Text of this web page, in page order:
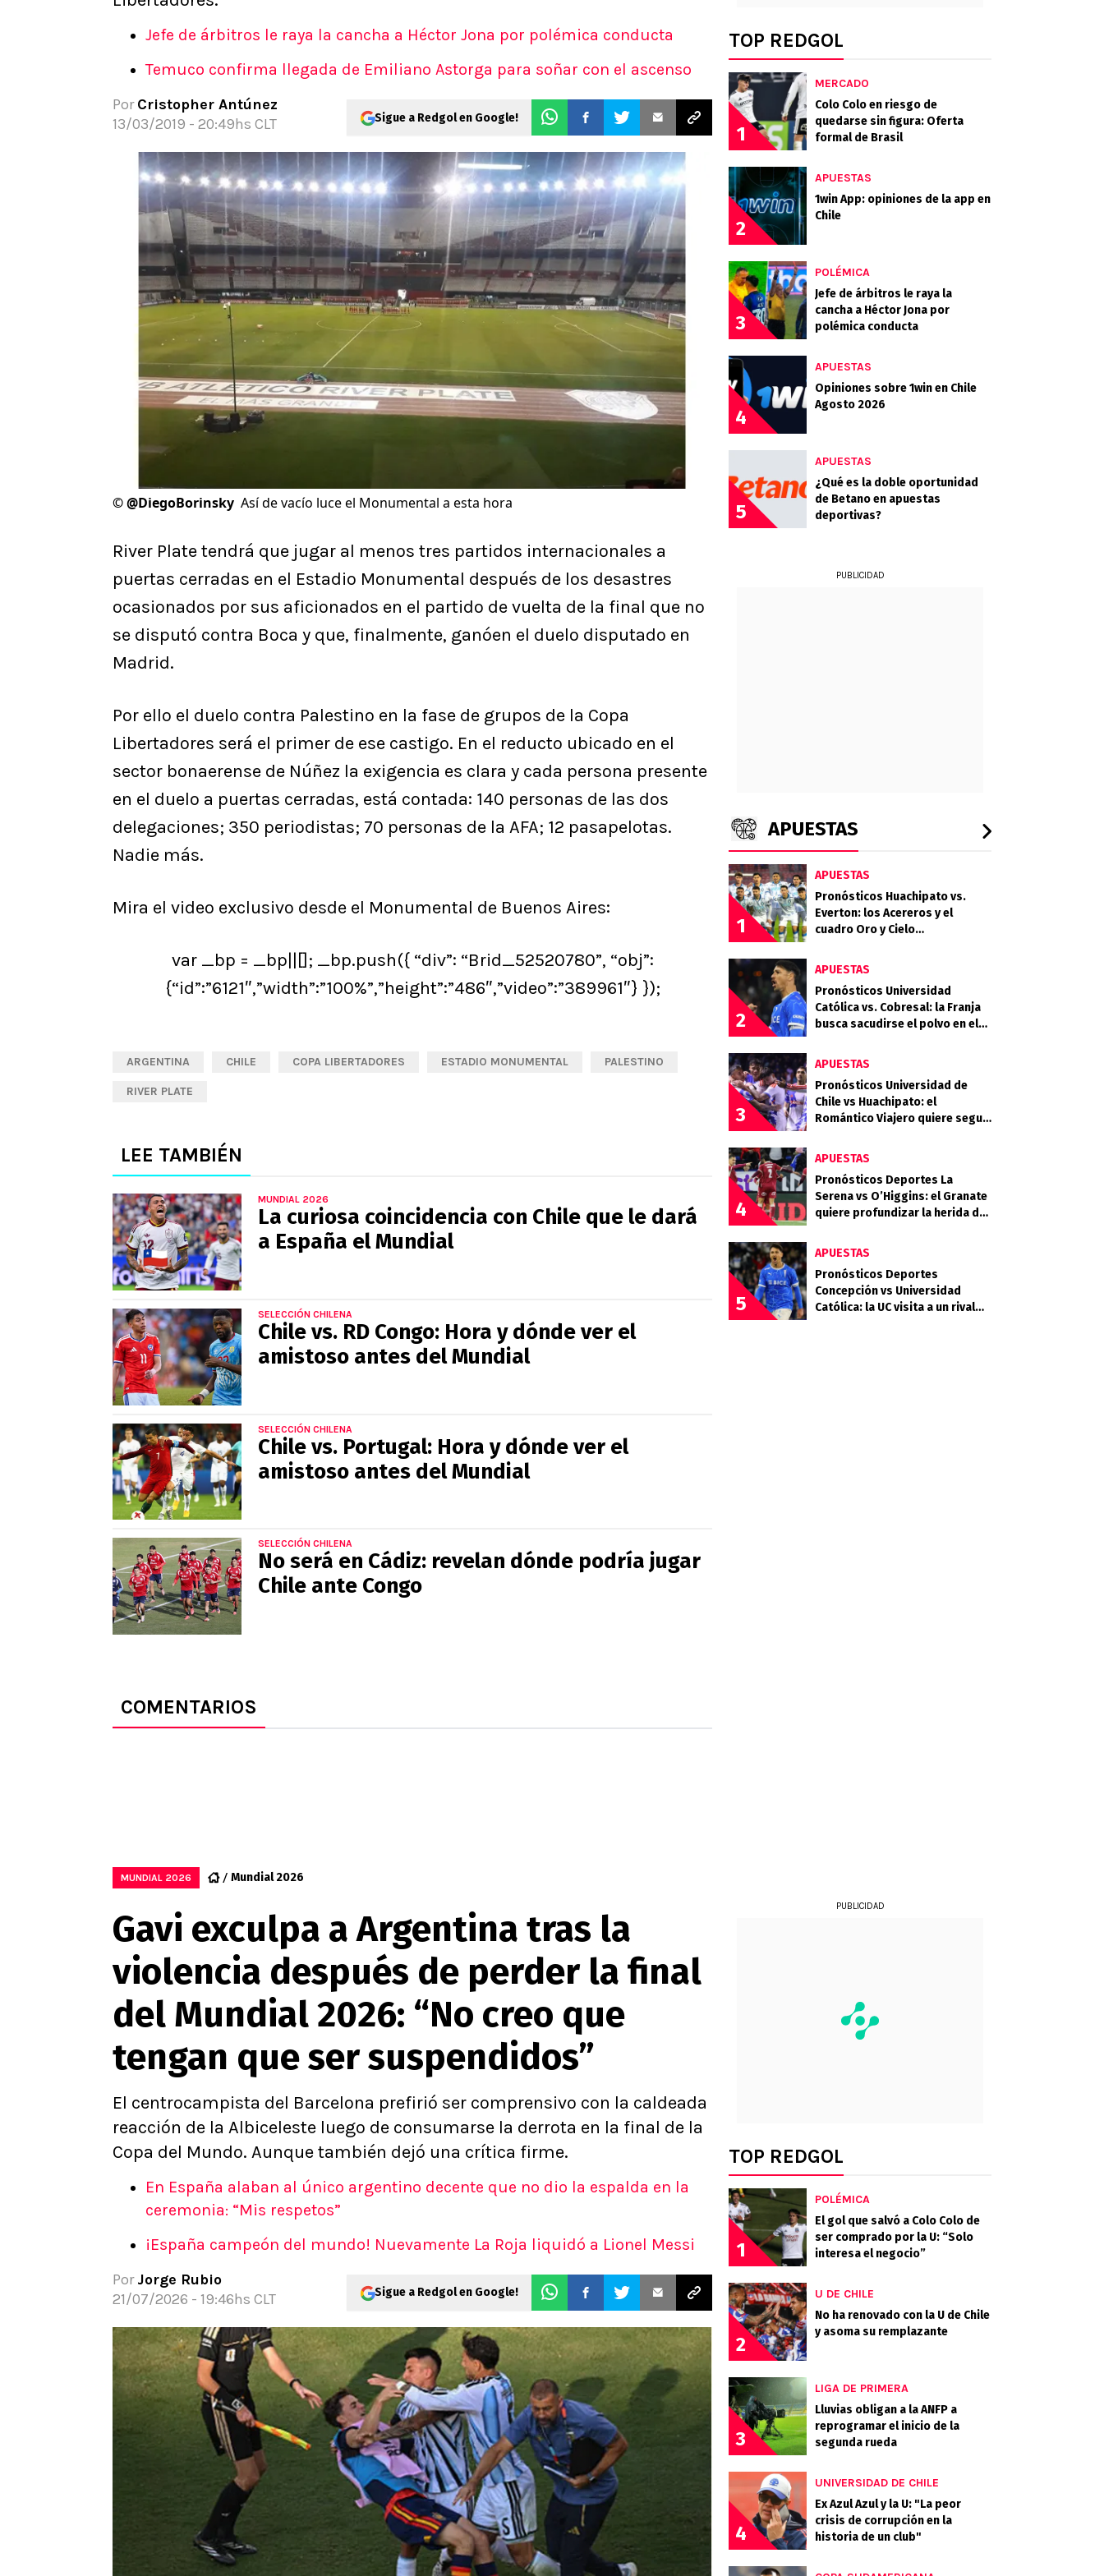
Pronósticos
Apuesta del día
Jefe de árbitros le raya la cancha a Héctor Jona por polémica conducta
Temuco confirma llegada de Emiliano Astorga para soñar con el ascenso
Por Cristopher Antúnez
13/03/2019 - 20:49hs CLT
Sigue a Redgol en Google!
©@DiegoBorinsky Así de vacío luce el Monumental a esta hora
River Plate tendrá que jugar al menos tres partidos internacionales a
puertas cerradas en el Estadio Monumental después de los desastres
ocasionados por sus aficionados en el partido de vuelta de la final que no
se disputó contra Boca y que, finalmente, ganóen el duelo disputado en
Madrid.
Por ello el duelo contra Palestino en la fase de grupos de la Copa
Libertadores será el primer de ese castigo. En el reducto ubicado en el
sector bonaerense de Núñez la exigencia es clara y cada persona presente
en el duelo a puertas cerradas, está contada: 140 personas de las dos
delegaciones; 350 periodistas; 70 personas de la AFA; 12 pasapelotas.
Nadie más.
Mira el video exclusivo desde el Monumental de Buenos Aires:
var _bp = _bp||[]; _bp.push({ “div”: “Brid_52520780”, “obj”:
{“id”:”6121″,”width”:”100%”,”height”:”486″,”video”:”389961″} });
ARGENTINA CHILE COPA LIBERTADORES ESTADIO MONUMENTAL PALESTINO
RIVER PLATE
LEE TAMBIÉN
MUNDIAL 2026
La curiosa coincidencia con Chile que le dará
a España el Mundial
SELECCIÓN CHILENA
Chile vs. RD Congo: Hora y dónde ver el
amistoso antes del Mundial
SELECCIÓN CHILENA
Chile vs. Portugal: Hora y dónde ver el
amistoso antes del Mundial
SELECCIÓN CHILENA
No será en Cádiz: revelan dónde podría jugar
Chile ante Congo
COMENTARIOS
TOP REDGOL
1
MERCADO
Colo Colo en riesgo de
quedarse sin figura: Oferta
formal de Brasil
2
APUESTAS
1win App: opiniones de la app en
Chile
3
POLÉMICA
Jefe de árbitros le raya la
cancha a Héctor Jona por
polémica conducta
4
APUESTAS
Opiniones sobre 1win en Chile
Agosto 2026
5
APUESTAS
¿Qué es la doble oportunidad
de Betano en apuestas
deportivas?
PUBLICIDAD
APUESTAS
1
APUESTAS
Pronósticos Huachipato vs.
Everton: los Acereros y el
cuadro Oro y Cielo
por la fecha 18
2
APUESTAS
Pronósticos Universidad
Católica vs. Cobresal: la Franja
busca sacudirse el polvo en el
3
APUESTAS
Pronósticos Universidad de
Chile vs Huachipato: el
Romántico Viajero quiere seguir
4
APUESTAS
Pronósticos Deportes La
Serena vs O’Higgins: el Granate
quiere profundizar la herida del
5
APUESTAS
Pronósticos Deportes
Concepción vs Universidad
Católica: la UC visita a un rival
MUNDIAL 2026 Mundial 2026
Gavi exculpa a Argentina tras la
violencia después de perder la final
del Mundial 2026: “No creo que
tengan que ser suspendidos”
El centrocampista del Barcelona prefirió ser comprensivo con la caldeada
reacción de la Albiceleste luego de consumarse la derrota en la final de la
Copa del Mundo. Aunque también dejó una crítica firme.
En España alaban al único argentino decente que no dio la espalda en la
ceremonia: “Mis respetos”
¡España campeón del mundo! Nuevamente La Roja liquidó a Lionel Messi
Por Jorge Rubio
21/07/2026 - 19:46hs CLT
Sigue a Redgol en Google!
PUBLICIDAD
TOP REDGOL
1
POLÉMICA
El gol que salvó a Colo Colo de
ser comprado por la U: “Solo
interesa el negocio”
2
U DE CHILE
No ha renovado con la U de Chile
y asoma su remplazante
3
LIGA DE PRIMERA
Lluvias obligan a la ANFP a
reprogramar el inicio de la
segunda rueda
4
UNIVERSIDAD DE CHILE
Ex Azul Azul y la U: "La peor
crisis de corrupción en la
historia de un club"